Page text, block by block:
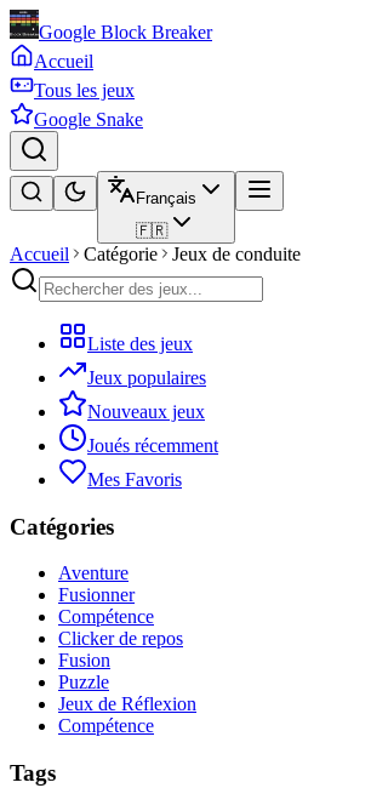
Google Block Breaker
Accueil
Tous les jeux
Google Snake
Français
🇫🇷
Accueil Catégorie Jeux de conduite
Liste des jeux
Jeux populaires
Nouveaux jeux
Joués récemment
Mes Favoris
Catégories
Aventure
Fusionner
Compétence
Clicker de repos
Fusion
Puzzle
Jeux de Réflexion
Compétence
Tags